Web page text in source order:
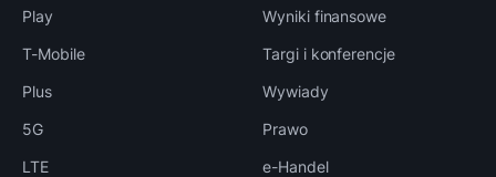
Play
T-Mobile
Plus
5G
LTE
Wyniki finansowe
Targi i konferencje
Wywiady
Prawo
e-Handel